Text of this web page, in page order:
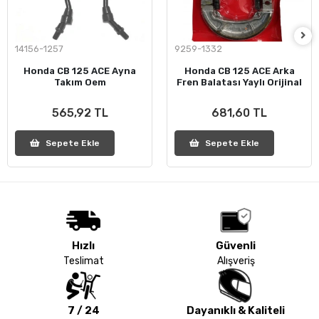
14156-1257
Honda CB 125 ACE Ayna
Takım Oem
565,92 TL
Sepete Ekle
9259-1332
Honda CB 125 ACE Arka
Fren Balatası Yaylı Orijinal
681,60 TL
Sepete Ekle
Hızlı
Teslimat
Güvenli
Alışveriş
7 / 24 Dayanıklı & Kaliteli